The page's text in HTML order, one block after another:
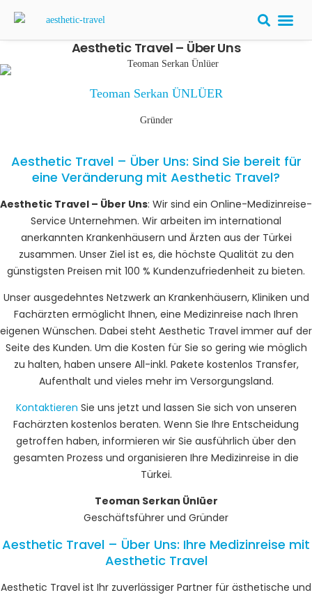
Aesthetic Travel – Über Uns
Teoman Serkan ÜNLÜER
Gründer
Aesthetic Travel – Über Uns: Sind Sie bereit für
eine Veränderung mit Aesthetic Travel?
Aesthetic Travel – Über Uns: Wir sind ein Online-Medizinreise-
Service Unternehmen. Wir arbeiten im international
anerkannten Krankenhäusern und Ärzten aus der Türkei
zusammen. Unser Ziel ist es, die höchste Qualität zu den
günstigsten Preisen mit 100 % Kundenzufriedenheit zu bieten.
Unser ausgedehntes Netzwerk an Krankenhäusern, Kliniken und
Fachärzten ermöglicht Ihnen, eine Medizinreise nach Ihren
eigenen Wünschen. Dabei steht Aesthetic Travel immer auf der
Seite des Kunden. Um die Kosten für Sie so gering wie möglich
zu halten, haben unsere All-inkl. Pakete kostenlos Transfer,
Aufenthalt und vieles mehr im Versorgungsland.
Kontaktieren Sie uns jetzt und lassen Sie sich von unseren
Fachärzten kostenlos beraten. Wenn Sie Ihre Entscheidung
getroffen haben, informieren wir Sie ausführlich über den
gesamten Prozess und organisieren Ihre Medizinreise in die
Türkei.
Teoman Serkan Ünlüer
Geschäftsführer und Gründer
Aesthetic Travel – Über Uns: Ihre Medizinreise mit
Aesthetic Travel
Aesthetic Travel ist Ihr zuverlässiger Partner für ästhetische und